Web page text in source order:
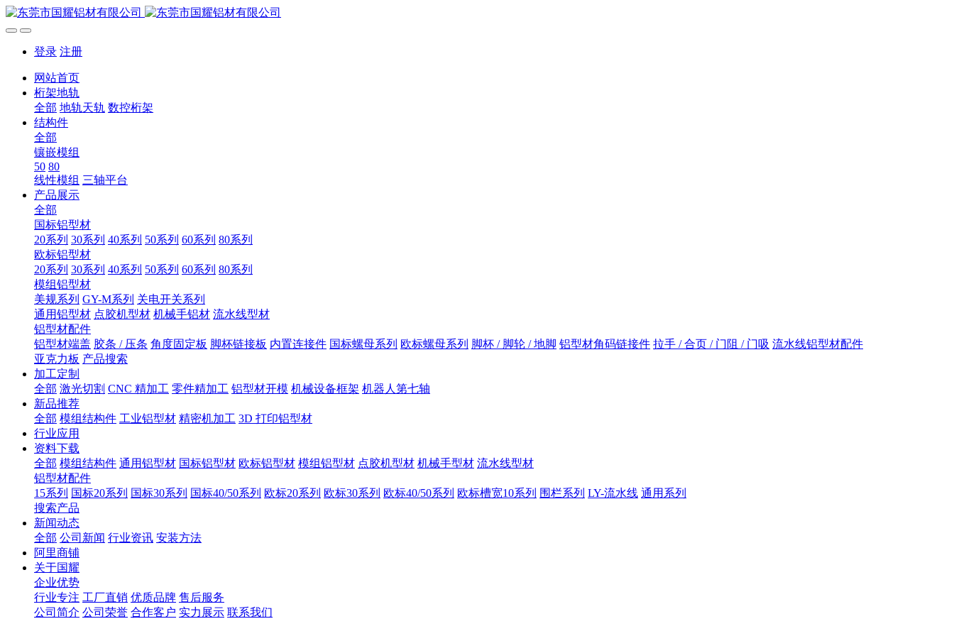
登录 注册
网站首页
桁架地轨
全部 地轨天轨 数控桁架
结构件
全部
镶嵌模组
50 80
线性模组 三轴平台
产品展示
全部
国标铝型材
20系列 30系列 40系列 50系列 60系列 80系列
欧标铝型材
20系列 30系列 40系列 50系列 60系列 80系列
模组铝型材
美规系列 GY-M系列 关电开关系列
通用铝型材 点胶机型材 机械手铝材 流水线型材
铝型材配件
铝型材端盖 胶条 / 压条 角度固定板 脚杯链接板 内置连接件 国标螺母系列 欧标螺母系列 脚杯 / 脚轮 / 地脚 铝型材角码链接件 拉手 / 合页 / 门阻 / 门吸 流水线铝型材配件
亚克力板 产品搜索
加工定制
全部 激光切割 CNC 精加工 零件精加工 铝型材开模 机械设备框架 机器人第七轴
新品推荐
全部 模组结构件 工业铝型材 精密机加工 3D 打印铝型材
行业应用
资料下载
全部 模组结构件 通用铝型材 国标铝型材 欧标铝型材 模组铝型材 点胶机型材 机械手型材 流水线型材
铝型材配件
15系列 国标20系列 国标30系列 国标40/50系列 欧标20系列 欧标30系列 欧标40/50系列 欧标槽宽10系列 围栏系列 LY-流水线 通用系列
搜索产品
新闻动态
全部 公司新闻 行业资讯 安装方法
阿里商铺
关于国耀
企业优势
行业专注 工厂直销 优质品牌 售后服务
公司简介 公司荣誉 合作客户 实力展示 联系我们